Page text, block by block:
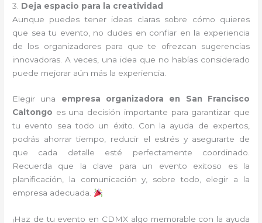
3. Deja espacio para la creatividad
Aunque puedes tener ideas claras sobre cómo quieres
que sea tu evento, no dudes en confiar en la experiencia
de los organizadores para que te ofrezcan sugerencias
innovadoras. A veces, una idea que no habías considerado
puede mejorar aún más la experiencia.
Elegir una empresa organizadora en San Francisco
Caltongo es una decisión importante para garantizar que
tu evento sea todo un éxito. Con la ayuda de expertos,
podrás ahorrar tiempo, reducir el estrés y asegurarte de
que cada detalle esté perfectamente coordinado.
Recuerda que la clave para un evento exitoso es la
planificación, la comunicación y, sobre todo, elegir a la
empresa adecuada.
¡Haz de tu evento en CDMX algo memorable con la ayuda